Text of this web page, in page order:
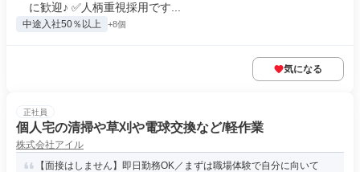
に歓迎♪ ✅人柄重視採用です...
中途入社50％以上 +8個
気になる
正社員
個人宅の清掃や草刈や電球交換など/軽作業
株式会社アイル
【面接はしません】即日勤務OK／まずは職場体験で自分に向いて